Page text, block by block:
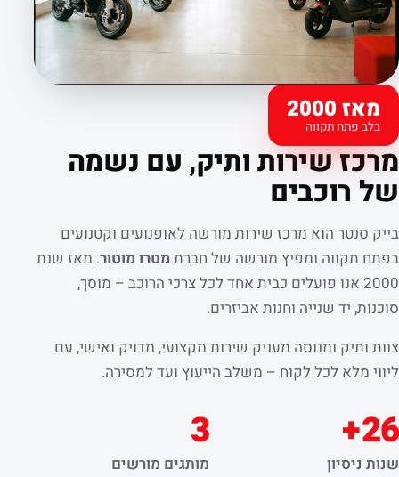
מאז 2000
בלב פתח תקווה
קצת עלינו
מרכז שירות ותיק, עם נשמה
של רוכבים
בייק סנטר הוא מרכז שירות מורשה לאופנועים וקטנועים
בפתח תקווה ומפיץ מורשה של חברת מטרו מוטור. מאז שנת
2000 אנו פועלים כבית אחד לכל צרכי הרוכב – מוסך,
סוכנות, יד שנייה וחנות אביזרים.
צוות ותיק ומנוסה מעניק שירות מקצועי, מדויק ואישי, עם
ליווי מלא לכל לקוח – משלב הייעוץ ועד למסירה.
26+
שנות ניסיון
3
מותגים מורשים